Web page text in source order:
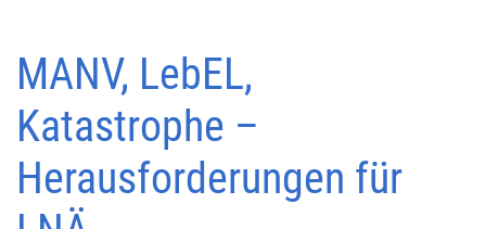
MANV, LebEL,
Katastrophe –
Herausforderungen für